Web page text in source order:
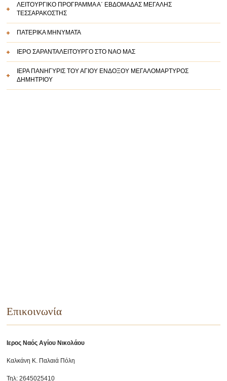
ΛΕΙΤΟΥΡΓΙΚΟ ΠΡΟΓΡΑΜΜΑ Α΄ ΕΒΔΟΜΑΔΑΣ ΜΕΓΑΛΗΣ
ΤΕΣΣΑΡΑΚΟΣΤΗΣ
ΠΑΤΕΡΙΚΑ ΜΗΝΥΜΑΤΑ
ΙΕΡΟ ΣΑΡΑΝΤΑΛΕΙΤΟΥΡΓΟ ΣΤΟ ΝΑΟ ΜΑΣ
ΙΕΡΑ ΠΑΝΗΓΥΡΙΣ ΤΟΥ ΑΓΙΟΥ ΕΝΔΟΞΟΥ ΜΕΓΑΛΟΜΑΡΤΥΡΟΣ
ΔΗΜΗΤΡΙΟΥ
Επικοινωνία
Ιερος Ναός Αγίου Νικολάου
Καλκάνη Κ. Παλαιά Πόλη
Τηλ: 2645025410